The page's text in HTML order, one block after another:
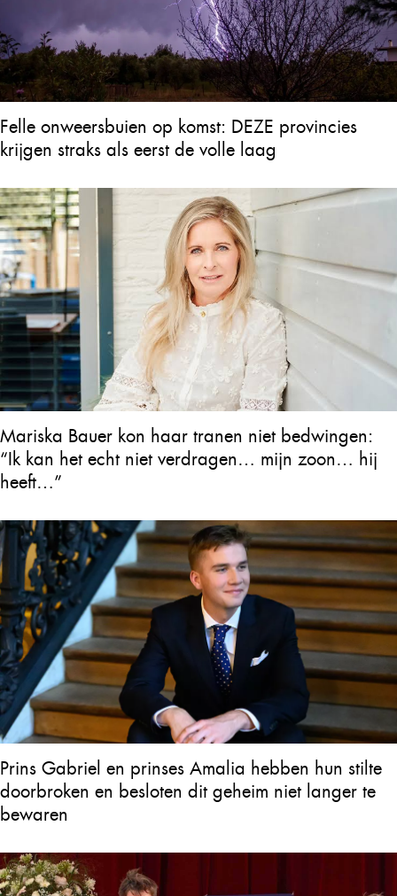
Felle onweersbuien op komst: DEZE provincies
krijgen straks als eerst de volle laag
Mariska Bauer kon haar tranen niet bedwingen:
“Ik kan het echt niet verdragen… mijn zoon… hij
heeft…”
Prins Gabriel en prinses Amalia hebben hun stilte
doorbroken en besloten dit geheim niet langer te
bewaren